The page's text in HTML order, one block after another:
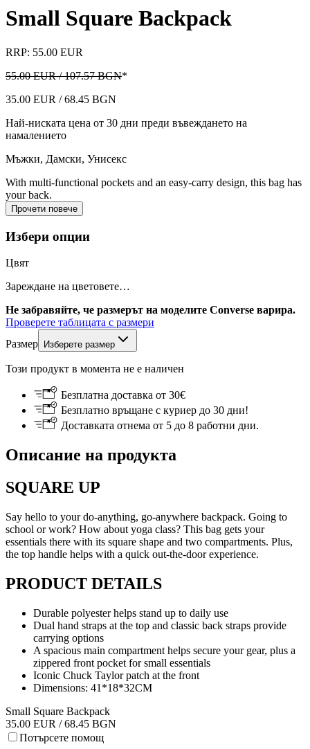
Small Square Backpack
RRP: 55.00 EUR
55.00 EUR / 107.57 BGN*
35.00 EUR / 68.45 BGN
Най-ниската цена от 30 дни преди въвеждането на
намалението
Мъжки, Дамски, Унисекс
With multi-functional pockets and an easy-carry design, this bag has
your back.
Прочети повече
Избери опции
Цвят
Зареждане на цветовете…
Не забравяйте, че размерът на моделите Converse варира.
Проверете таблицата с размери
Размер
Изберете размер
Този продукт в момента не е наличен
Безплатна доставка от 30€
Безплатно връщане с куриер до 30 дни!
Доставката отнема от 5 до 8 работни дни.
Описание на продукта
SQUARE UP
Say hello to your do-anything, go-anywhere backpack. Going to
school or work? How about yoga class? This bag gets your
essentials there with its square shape and two compartments. Plus,
the top handle helps with a quick out-the-door experience.
PRODUCT DETAILS
Durable polyester helps stand up to daily use
Dual hand straps at the top and classic back straps provide
carrying options
A spacious main compartment helps secure your gear, plus a
zippered front pocket for small essentials
Iconic Chuck Taylor patch at the front
Dimensions: 41*18*32CM
Small Square Backpack
35.00 EUR / 68.45 BGN
Потърсете помощ